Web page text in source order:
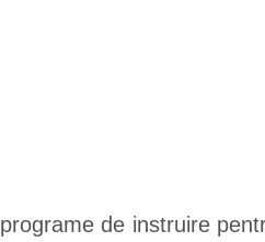
de instruire